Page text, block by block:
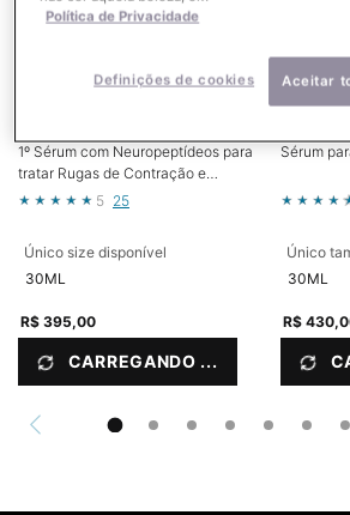
1º Sérum com Neuropeptídeos para
tratar Rugas de Contração e
Textura da Pele¹
5 25
Único size disponível
30ML
R$ 395,00
CARREGANDO ...
A.G.E.
Sérum
Único
30ML
R$
Política de Privacidade
Definições de cookies Aceitar